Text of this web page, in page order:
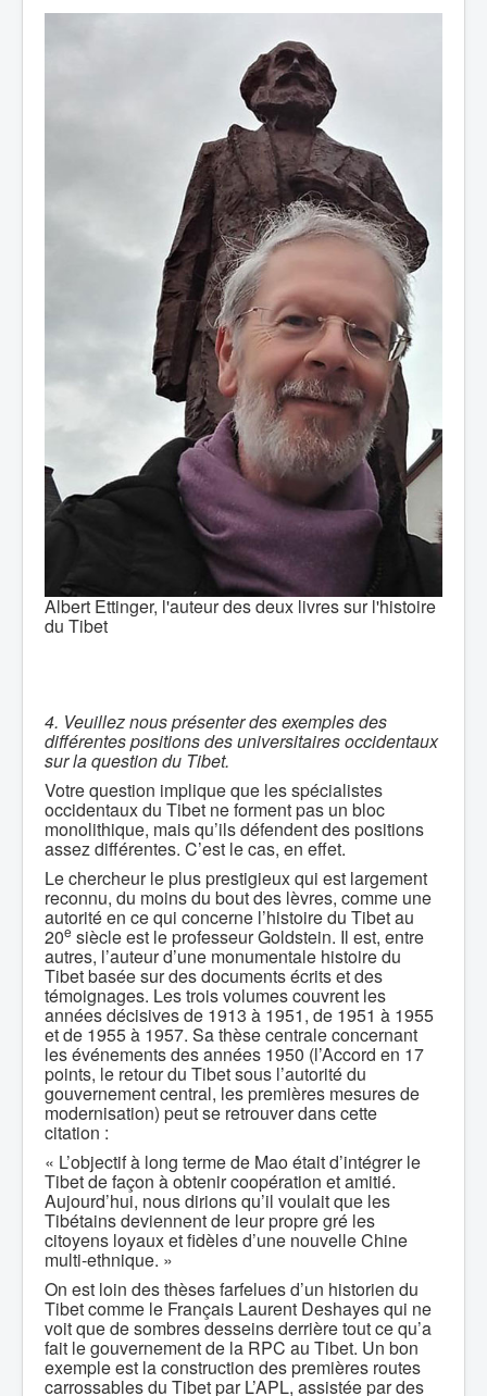
Albert Ettinger, l'auteur des deux livres sur l'histoire
du Tibet
4. Veuillez nous présenter des exemples des
différentes positions des universitaires occidentaux
sur la question du Tibet.
Votre question implique que les spécialistes
occidentaux du Tibet ne forment pas un bloc
monolithique, mais qu’ils défendent des positions
assez différentes. C’est le cas, en effet.
Le chercheur le plus prestigieux qui est largement
reconnu, du moins du bout des lèvres, comme une
autorité en ce qui concerne l’histoire du Tibet au
20e siècle est le professeur Goldstein. Il est, entre
autres, l’auteur d’une monumentale histoire du
Tibet basée sur des documents écrits et des
témoignages. Les trois volumes couvrent les
années décisives de 1913 à 1951, de 1951 à 1955
et de 1955 à 1957. Sa thèse centrale concernant
les événements des années 1950 (l’Accord en 17
points, le retour du Tibet sous l’autorité du
gouvernement central, les premières mesures de
modernisation) peut se retrouver dans cette
citation :
« L’objectif à long terme de Mao était d’intégrer le
Tibet de façon à obtenir coopération et amitié.
Aujourd’hui, nous dirions qu’il voulait que les
Tibétains deviennent de leur propre gré les
citoyens loyaux et fidèles d’une nouvelle Chine
multi-ethnique. »
On est loin des thèses farfelues d’un historien du
Tibet comme le Français Laurent Deshayes qui ne
voit que de sombres desseins derrière tout ce qu’a
fait le gouvernement de la RPC au Tibet. Un bon
exemple est la construction des premières routes
carrossables du Tibet par L’APL, assistée par des